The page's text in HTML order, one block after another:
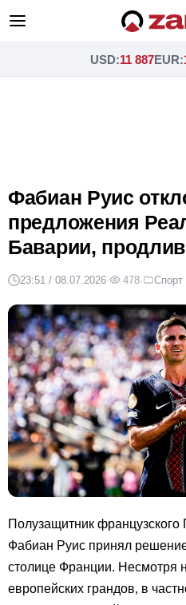
USD:11 887EUR:
Фабиан Руис
предложения
Баварии,
23:51 / 08.07.2026· 478· Спорт
Полузащитник
Фабиан Руис принял
столице Франции. Несмотря
европейских грандов, в